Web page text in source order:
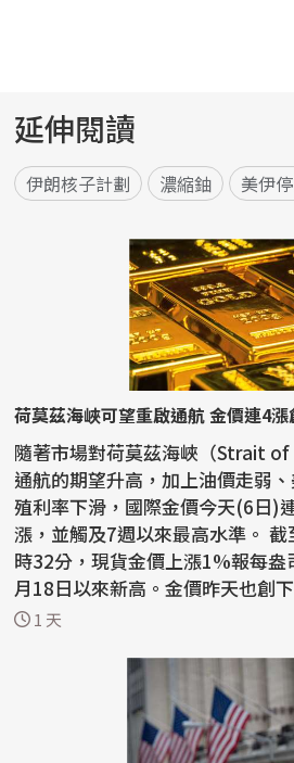
延伸閱讀
伊朗核子計劃 濃縮鈾 美伊
荷莫茲海峽可望重啟通航 金價連4
隨著市場對荷莫茲海峽（Strait
通航的期望升高，加上油價走弱
殖利率下滑，國際金價今天(6日)
漲，並觸及7週以來最高水準。 截至台北時間今天上午9
時32分，現貨金價上漲1%報每
月18日以來新高。金價昨天也創
幅。 ...
1 天